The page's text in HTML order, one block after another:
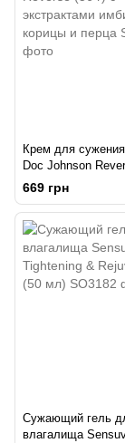
Крем для
Doc Johnson
экстрактами
корицы и перца
669 грн
Сужающий гель
влагалища